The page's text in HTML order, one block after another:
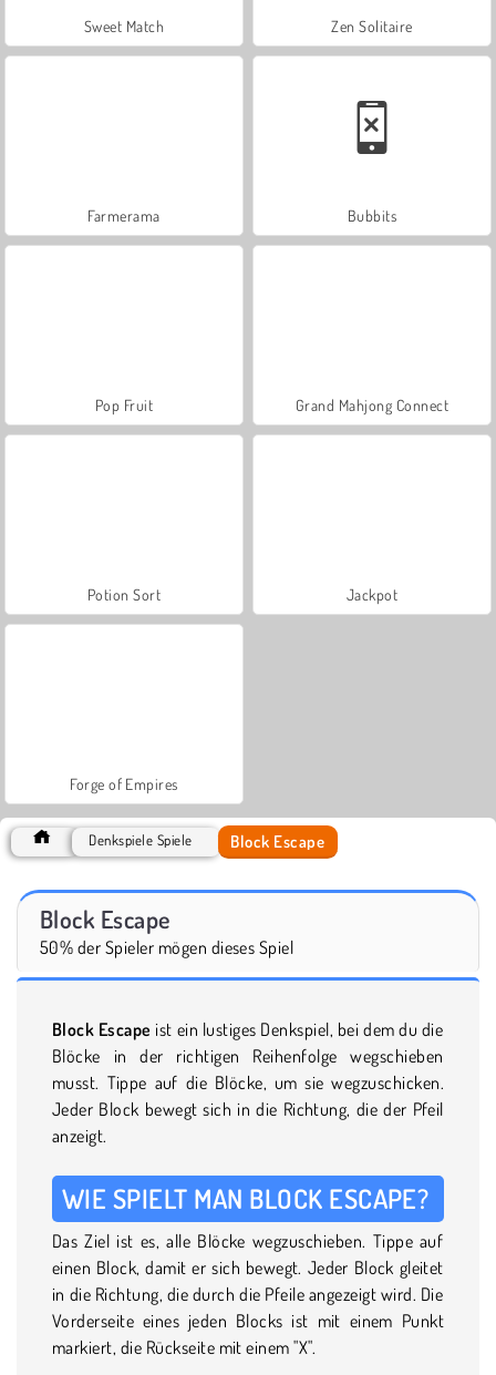
Sweet Match Zen Solitaire
Farmerama Bubbits
Pop Fruit Grand Mahjong Connect
Potion Sort Jackpot
Forge of Empires
Denkspiele Spiele Block Escape
Block Escape
50% der Spieler mögen dieses Spiel
Block Escape ist ein lustiges Denkspiel, bei dem du die
Blöcke in der richtigen Reihenfolge wegschieben
musst. Tippe auf die Blöcke, um sie wegzuschicken.
Jeder Block bewegt sich in die Richtung, die der Pfeil
anzeigt.
WIE SPIELT MAN BLOCK ESCAPE?
Das Ziel ist es, alle Blöcke wegzuschieben. Tippe auf
einen Block, damit er sich bewegt. Jeder Block gleitet
in die Richtung, die durch die Pfeile angezeigt wird. Die
Vorderseite eines jeden Blocks ist mit einem Punkt
markiert, die Rückseite mit einem "X".